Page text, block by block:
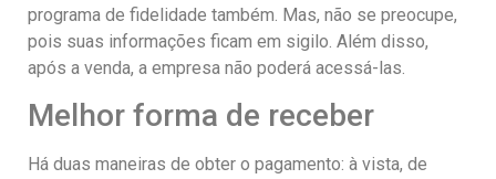
programa de fidelidade também. Mas, não se preocupe,
pois suas informações ficam em sigilo. Além disso,
após a venda, a empresa não poderá acessá-las.
Melhor forma de receber
Há duas maneiras de obter o pagamento: à vista, de